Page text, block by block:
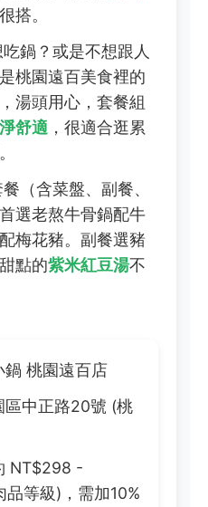
搭。
鍋？或是不想跟人
桃園遠百美食裡的
湯頭用心，套餐組
舒適 ，很適合逛累
（含菜盤、副餐、
選老熬牛骨鍋配牛
梅花豬。副餐選豬
點的紫米紅豆湯不
鍋 桃園遠百店
區中正路20號 (桃
NT$298 -
等級)，需加10%